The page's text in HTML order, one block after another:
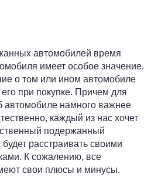
автомобилей время
имеет особое значение.
о том или ином автомобиле
при покупке. Причем для
автомобиле намного важнее
каждый из нас хочет
подержанный
расстраивать своими
К сожалению, все
свои плюсы и минусы.